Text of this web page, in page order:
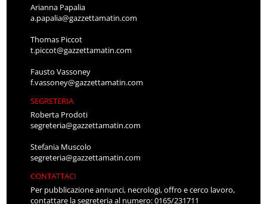
Arianna Papalia
a.papalia@gazzettamatin.com
Thomas Piccot
t.piccot@gazzettamatin.com
Fausto Vassoney
f.vassoney@gazzettamatin.com
SEGRETERIA
Roberta Prodoti
segreteria@gazzettamatin.com
Stefania Muscolo
segreteria@gazzettamatin.com
CONTATTACI
Per pubblicazione annunci, necrologi, offro e cerco lavoro,
contattare la segreteria al numero: 0165/231711